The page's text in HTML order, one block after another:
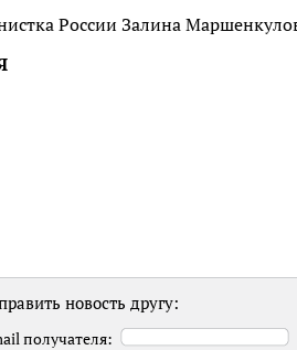
России Залина
новость другу:
получателя: